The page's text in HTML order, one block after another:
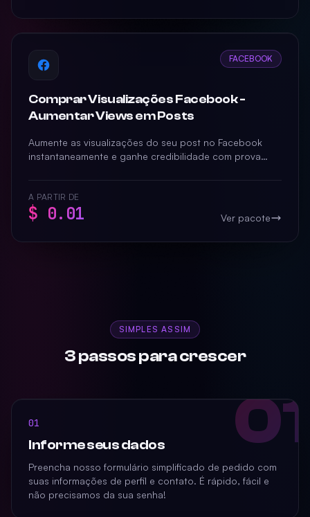
FACEBOOK
Comprar Visualizações Facebook -
Aumentar Views em Posts
Aumente as visualizações do seu post no Facebook
instantaneamente e ganhe credibilidade com prova
A PARTIR DE
$ 0.01 Ver pacote
SIMPLES ASSIM
3 passos para crescer
01
01
Informe seus dados
Preencha nosso formulário simplificado de pedido com
suas informações de perfil e contato. É rápido, fácil e
não precisamos da sua senha!